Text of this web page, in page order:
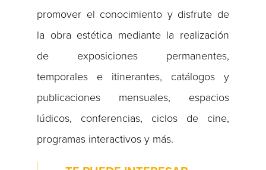
promover el conocimiento y disfrute de
la obra estética mediante la realización
de exposiciones permanentes,
temporales e itinerantes, catálogos y
publicaciones mensuales, espacios
lúdicos, conferencias, ciclos de cine,
programas interactivos y más.